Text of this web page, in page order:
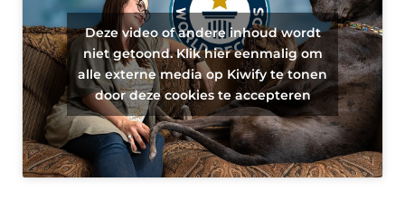
Deze video of andere inhoud wordt
niet getoond. Klik hier eenmalig om
alle externe media op Kiwify te tonen
door deze cookies te accepteren